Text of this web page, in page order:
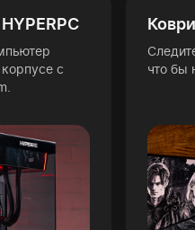
с
что бы